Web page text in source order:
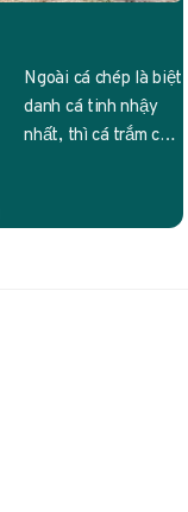
Ngoài cá chép là biệt
danh cá tinh nhậy
nhất, thì cá trắm cỏ